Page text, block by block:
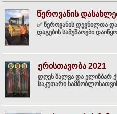
წეროვანის
✅ წეროვანის დევნილთა
დაგების სამუშაოები
ერისთავობა 2021
დღეს შალვა და ელიზბარ
საკუთარი